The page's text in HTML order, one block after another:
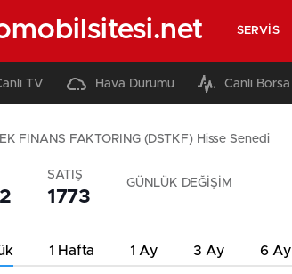
SERVIS
TV Hava Durumu Canlı Borsa
FINANS FAKTORING (DSTKF) Hisse Senedi
SATIŞ
1773
GÜNLÜK DEĞİŞİM
1 Hafta 1 Ay 3 Ay 6 Ay